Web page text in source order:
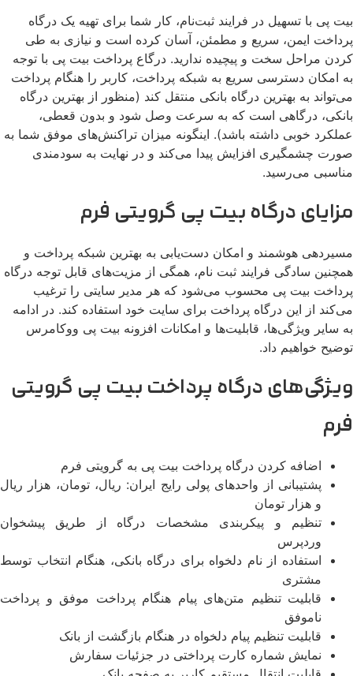
پی با تسهیل در فرایند ثبت‌نام، کار شما برای تهیه یک درگاه
ایمن، سریع و مطمئن، آسان کرده است و نیازی به طی
مراحل سخت و پیچیده ندارید. درگاع پرداخت بیت پی با توجه
امکان دسترسی سریع به شبکه پرداخت، کاربر را هنگام پرداخت
به بهترین درگاه بانکی منتقل کند (منظور از بهترین درگاه
درگاهی است که به سرعت وصل شود و بدون قعطی،
خوبی داشته باشد). اینگونه میزان تراکنش‌های موفق شما به
چشمگیری افزایش پیدا می‌کند و در نهایت به سودمندی
می‌رسید.
درگاه بیت پی گرویتی فرم
هوشمند و امکان دست‌یابی به بهترین شبکه پرداخت و
سادگی فرایند ثبت نام، همگی از مزیت‌های قابل توجه درگاه
بیت پی محسوب می‌شود که هر مدیر سایتی را ترغیب
از این درگاه پرداخت برای سایت خود استفاده کند. در ادامه
سایر ویژگی‌ها، قابلیت‌ها و امکانات افزونه بیت پی ووکامرس
خواهیم داد.
درگاه پرداخت بیت پی گرویتی
اضافه کردن درگاه پرداخت بیت پی به گرویتی فرم
پشتیبانی از واحدهای پولی رایج ایران: ریال، تومان، هزار ریال
و هزار تومان
تنظیم و پیکربندی مشخصات درگاه از طریق پیشخوان
وردپرس
استفاده از نام دلخواه برای درگاه بانکی، هنگام انتخاب توسط
مشتری
قابلیت تنظیم متن‌های پیام هنگام پرداخت موفق و پرداخت
ناموفق
قابلیت تنظیم پیام دلخواه در هنگام بازگشت از بانک
نمایش شماره کارت پرداختی در جزئیات سفارش